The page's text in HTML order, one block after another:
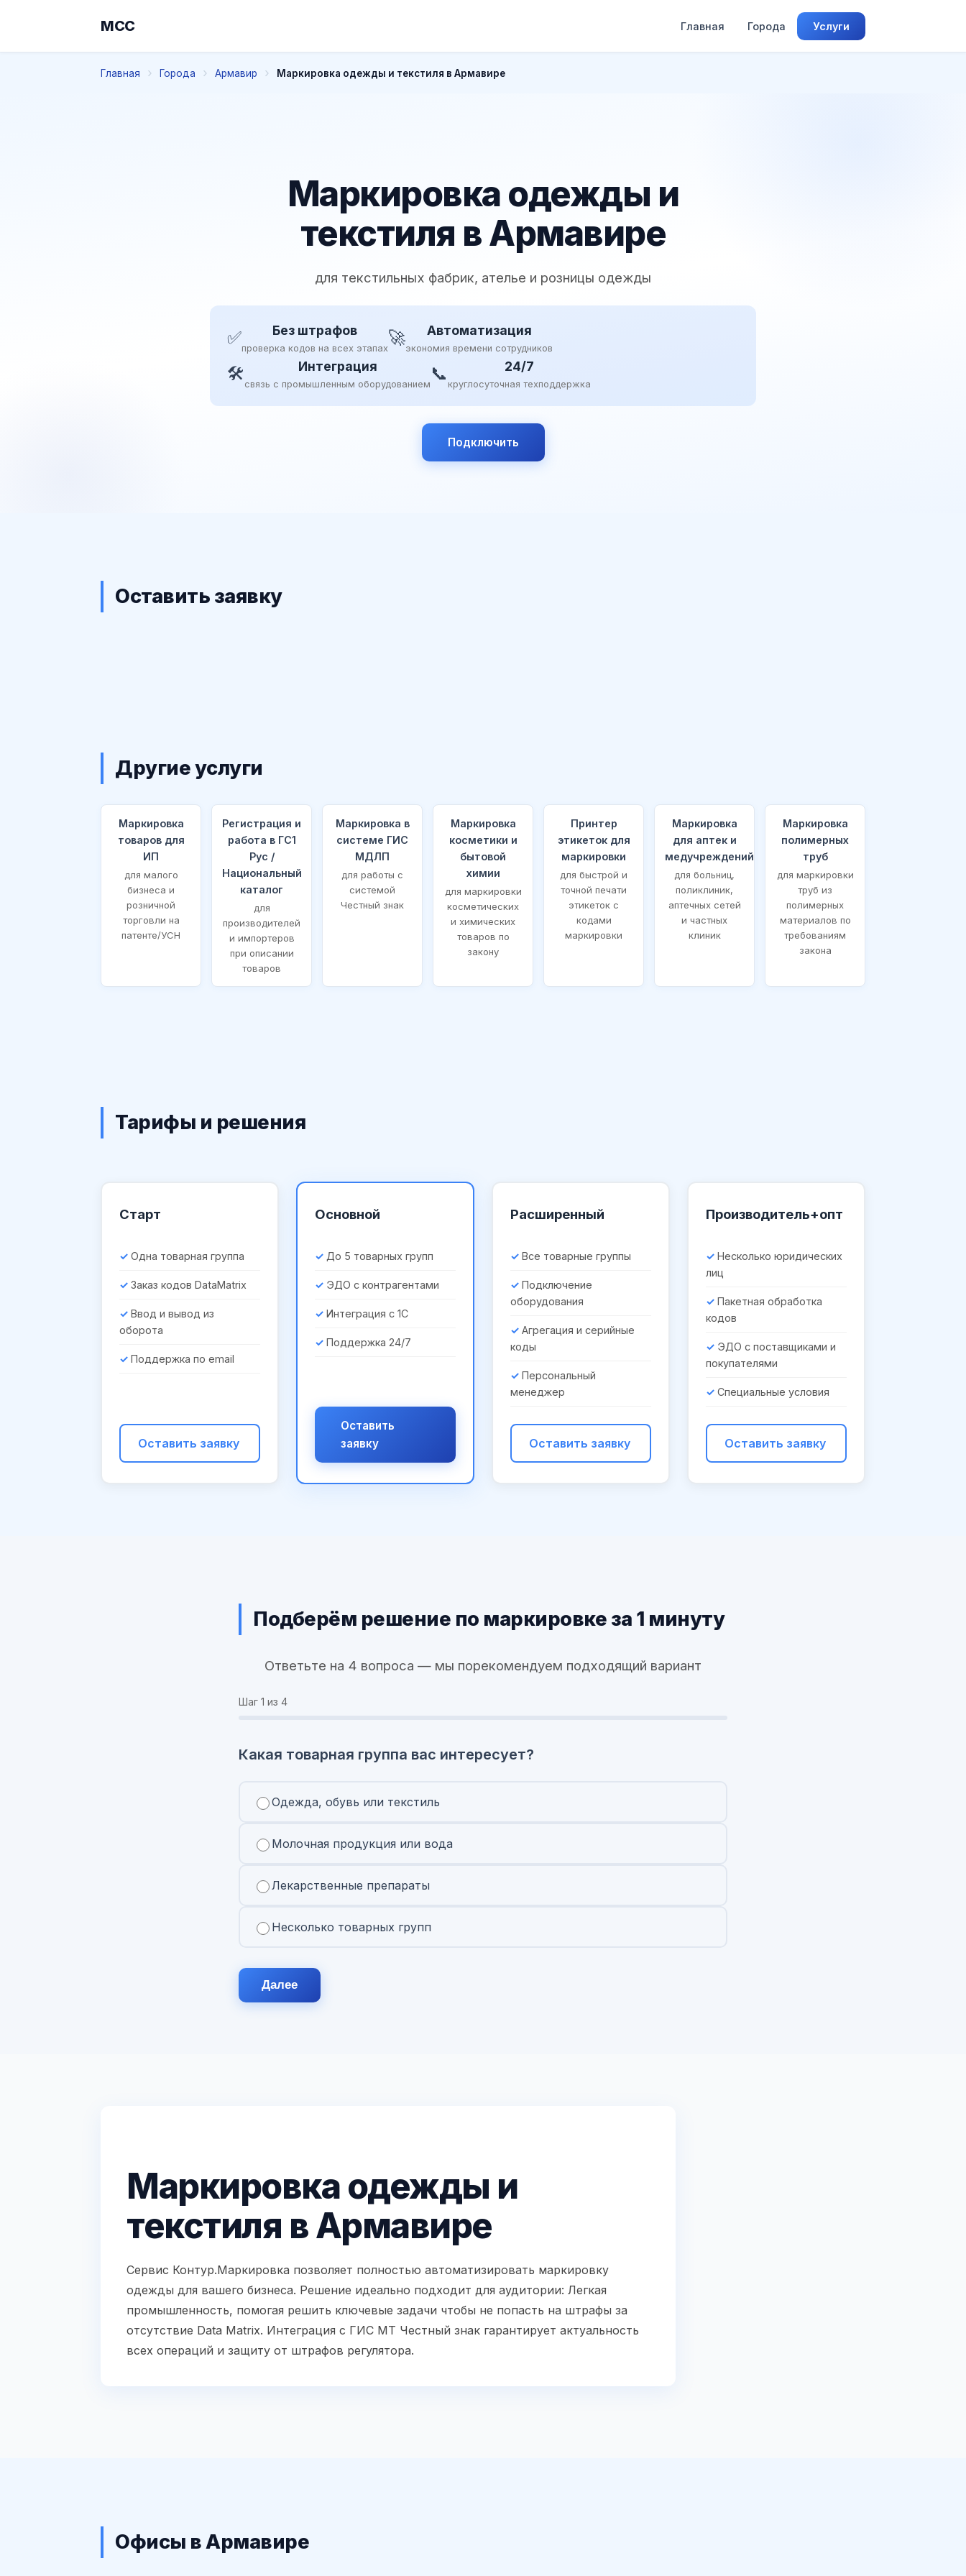
МСС Главная Города Услуги
Главная Города Армавир Маркировка одежды и текстиля в Армавире
Маркировка одежды и
текстиля в Армавире
для текстильных фабрик, ателье и розницы одежды
✅ Без штрафов
проверка кодов на всех этапах🚀 Автоматизация
экономия времени сотрудников
🛠 Интеграция
связь с промышленным оборудованием 📞 24/7
круглосуточная техподдержка
Подключить
Оставить заявку
Другие услуги
Маркировка
товаров для
ИП
для малого
бизнеса и
розничной
торговли на
патенте/УСН
Регистрация и
работа в ГС1
Рус /
Национальный
каталог
для
производителей
и импортеров
при описании
товаров
Маркировка в
системе ГИС
МДЛП
для работы с
системой
Честный знак
Маркировка
косметики и
бытовой
химии
для маркировки
косметических
и химических
товаров по
закону
Принтер
этикеток для
маркировки
для быстрой и
точной печати
этикеток с
кодами
маркировки
Маркировка
для аптек и
медучреждений
для больниц,
поликлиник,
аптечных сетей
и частных
клиник
Маркировка
полимерных
труб
для маркировки
труб из
полимерных
материалов по
требованиям
закона
Тарифы и решения
Старт
Одна товарная группа
Заказ кодов DataMatrix
Ввод и вывод из
оборота
Поддержка по email
Оставить заявку
Основной
До 5 товарных групп
ЭДО с контрагентами
Интеграция с 1С
Поддержка 24/7
Оставить
заявку
Расширенный
Все товарные группы
Подключение
оборудования
Агрегация и серийные
коды
Персональный
менеджер
Оставить заявку
Производитель+опт
Несколько юридических
лиц
Пакетная обработка
кодов
ЭДО с поставщиками и
покупателями
Специальные условия
Оставить заявку
Подберём решение по маркировке за 1 минуту
Ответьте на 4 вопроса — мы порекомендуем подходящий вариант
Шаг 1 из 4
Какая товарная группа вас интересует?
Одежда, обувь или текстиль
Молочная продукция или вода
Лекарственные препараты
Несколько товарных групп
Далее
Маркировка одежды и
текстиля в Армавире
Сервис Контур.Маркировка позволяет полностью автоматизировать маркировку
одежды для вашего бизнеса. Решение идеально подходит для аудитории: Легкая
промышленность, помогая решить ключевые задачи чтобы не попасть на штрафы за
отсутствие Data Matrix. Интеграция с ГИС МТ Честный знак гарантирует актуальность
всех операций и защиту от штрафов регулятора.
Офисы в Армавире